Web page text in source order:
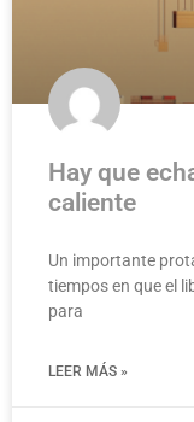
Hay que
caliente
Un importante
tiempos en que el
para
LEER MÁS »